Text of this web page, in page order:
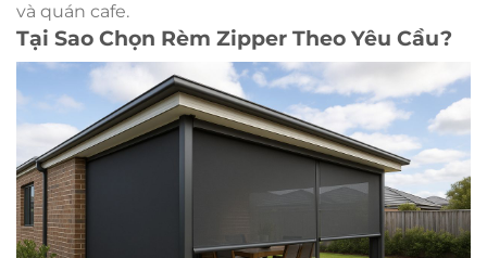
và quán cafe.
Tại Sao Chọn Rèm Zipper Theo Yêu Cầu?